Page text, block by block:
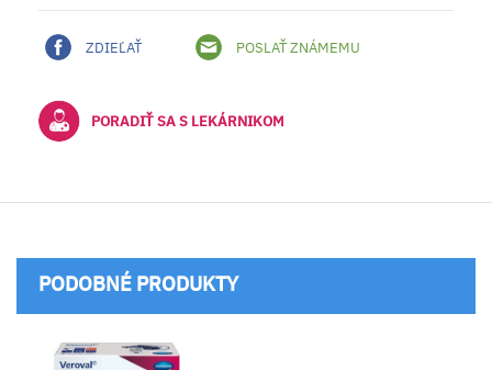
ZDIEĽAŤ POSLAŤ ZNÁMEMU
PORADIŤ SA S LEKÁRNIKOM
PODOBNÉ PRODUKTY